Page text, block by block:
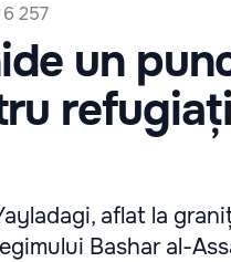
6 257
un
aflat la
Bashar al-